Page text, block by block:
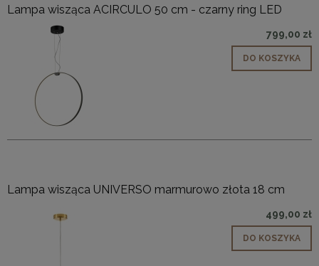
Lampa wisząca ACIRCULO 50 cm - czarny ring LED
799,00 zł
DO KOSZYKA
Lampa wisząca UNIVERSO marmurowo złota 18 cm
499,00 zł
DO KOSZYKA